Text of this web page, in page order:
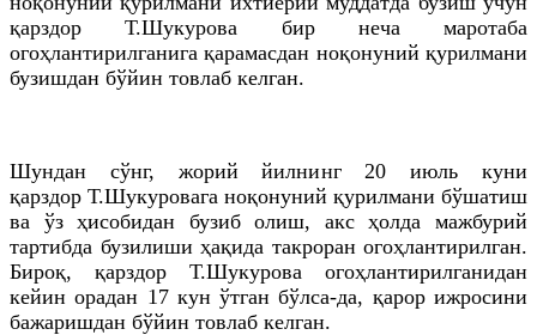
қарздорТ.Шукурова бир неча маротаба
огоҳлантирилганига қарамасдан ноқонуний қурилмани
бузишдан бўйин товлаб келган.
Шундан сўнг, жорий йилнинг 20 июль куни
қарздор Т.Шукуровага ноқонуний қурилмани бўшатиш
ва ўз ҳисобидан бузиб олиш, акс ҳолда мажбурий
тартибда бузилиши ҳақида такроран огоҳлантирилган.
Бироқ, қарздор Т.Шукурова огоҳлантирилганидан
кейин орадан 17 кун ўтган бўлса-да, қарор ижросини
бажаришдан бўйин товлаб келган.